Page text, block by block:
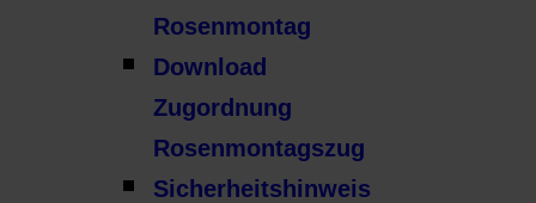
Rosenmontag
Download
Zugordnung
Rosenmontagszug
Sicherheitshinweis